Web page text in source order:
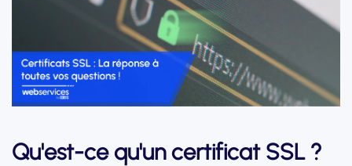
Qu'est-ce qu'un certificat SSL ?